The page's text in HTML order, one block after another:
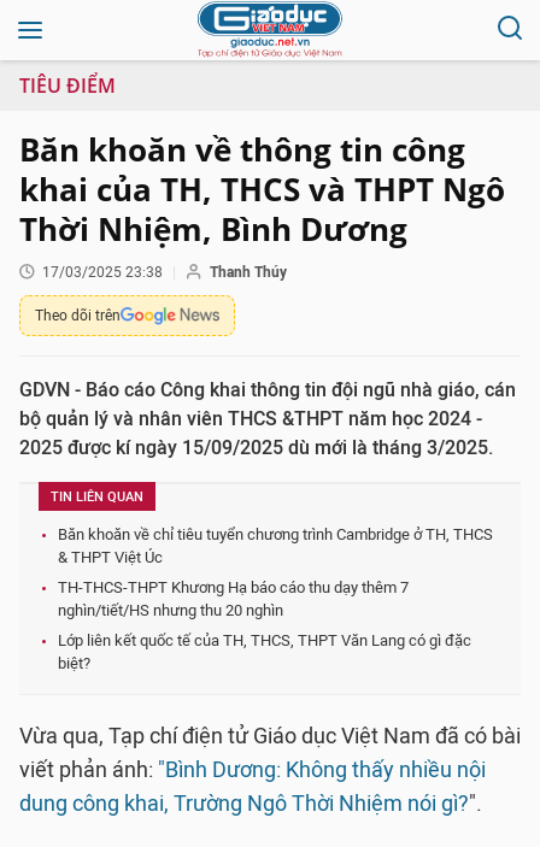
TIÊU ĐIỂM
Băn khoăn về thông tin công
khai của TH, THCS và THPT Ngô
Thời Nhiệm, Bình Dương
17/03/2025 23:38 Thanh Thúy
Theo dõi trên
GDVN - Báo cáo Công khai thông tin đội ngũ nhà giáo, cán
bộ quản lý và nhân viên THCS &THPT năm học 2024 -
2025 được kí ngày 15/09/2025 dù mới là tháng 3/2025.
TIN LIÊN QUAN
Băn khoăn về chỉ tiêu tuyển chương trình Cambridge ở TH, THCS
& THPT Việt Úc
TH-THCS-THPT Khương Hạ báo cáo thu dạy thêm 7
nghìn/tiết/HS nhưng thu 20 nghìn
Lớp liên kết quốc tế của TH, THCS, THPT Văn Lang có gì đặc
biệt?
Vừa qua, Tạp chí điện tử Giáo dục Việt Nam đã có bài
viết phản ánh: "Bình Dương: Không thấy nhiều nội
dung công khai, Trường Ngô Thời Nhiệm nói gì?".